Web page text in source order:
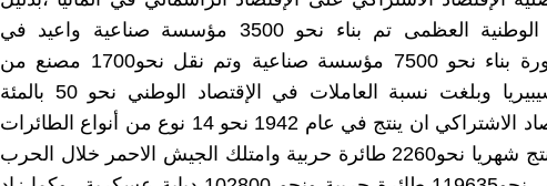
وخلال الحرب الوطنية العظمى تم بناء نحو 3500 مؤسسة صناعية واعيد في
المناطق المجاورة بناء نحو 7500 مؤسسة صناعية وتم نقل نحو1700 مصنع من
اوكرانيا إلى سيبيريا وبلغت نسبة العاملات في الإقتصاد الوطني نحو 50 بالمئة
واستطاع الإقتصاد الاشتراكي ان ينتج في عام 1942 نحو 14 نوع من أنواع الطائرات
الحربية وكان ينتج شهريا نحو2260 طائرة حربية وامتلك الجيش الاحمر خلال الحرب